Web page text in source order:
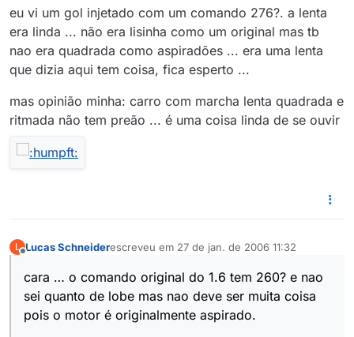
eu vi um gol injetado com um comando 276?. a lenta
era linda ... não era lisinha como um original mas tb
nao era quadrada como aspiradões ... era uma lenta
que dizia aqui tem coisa, fica esperto ...
mas opinião minha: carro com marcha lenta quadrada e
ritmada não tem preão ... é uma coisa linda de se ouvir
L Lucas Schneiderescreveu em 27 de jan. de 2006 11:32
última edição por
cara … o comando original do 1.6 tem 260? e nao
sei quanto de lobe mas nao deve ser muita coisa
pois o motor é originalmente aspirado.